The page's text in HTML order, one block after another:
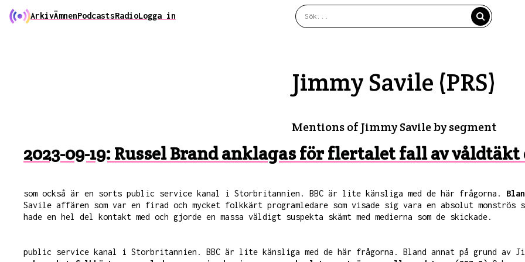
ArkivÄmnenPodcastsRadioLogga in
Jimmy Savile (PRS)
Mentions of Jimmy Savile by segment
2023-09-19: Russel Brand anklagas för flertalet fall av
som också är en sorts public service kanal i Storbritannien. BBC är lite känsliga med de här frågorna.
Savile affären som var en firad och mycket folkkärt programledare som visade sig vara en absolut
hade en hel del kontakt med och gjorde en massa väldigt suspekta skämt med medierna som de skickade.
public service kanal i Storbritannien. BBC är lite känsliga med de här frågorna. Bland annat på grund av